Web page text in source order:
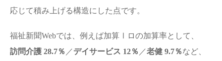
応じて積み上げる構造にした点です。
福祉新聞Webでは、例えば加算Ⅰロの加算率として、
訪問介護 28.7％ ／デイサービス 12％ ／老健 9.7％など、